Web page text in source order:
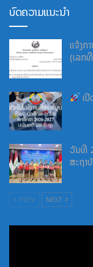
ບົດຄວາມແນະນຳ
ແຈ້ງ
(ເລກ
ເ
ວັນທີ
ສະຖາ
PREV NEXT